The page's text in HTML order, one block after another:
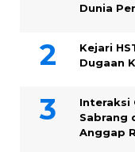
Dunia
Kejari
Dugaan
Interaksi
Sabrang
Anggap